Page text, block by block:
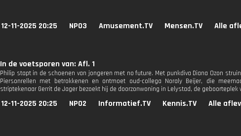
12-11-2025 20:25 NPO3 Amusement.TV Mensen.TV Alle
In de voetsporen van: Afl. 1
Philip stapt in de schoenen van jongeren met no future. Met punkdiva Diana Ozon
Piersonrellen met betrokkenen en ontmoet oud-collega Noraly Beijer, die
striptekenaar Gerrit de Jager bezoekt hij de doorzonwoning in Lelystad, de geboorteplek
12-11-2025 20:25 NPO2 Informatief.TV Kennis.TV Alle